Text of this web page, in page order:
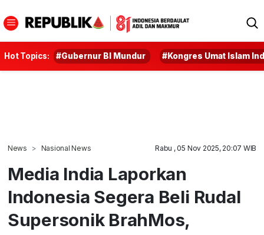
Hot Topics: #Gubernur BI Mundur #Kongres Umat Islam
News Nasional News Rabu , 05 Nov 2025, 20:07 WIB
Media India Laporkan
Indonesia Segera Beli Rudal
Supersonik BrahMos,